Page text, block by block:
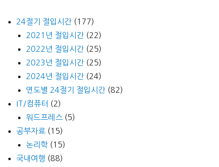
24절기 절입시간 (177)
2021년 절입시간 (22)
2022년 절입시간 (25)
2023년 절입시간 (25)
2024년 절입시간 (24)
연도별 24절기 절입시간 (82)
IT/컴퓨터 (2)
워드프레스 (5)
공부자료 (15)
논리학 (15)
국내여행 (88)